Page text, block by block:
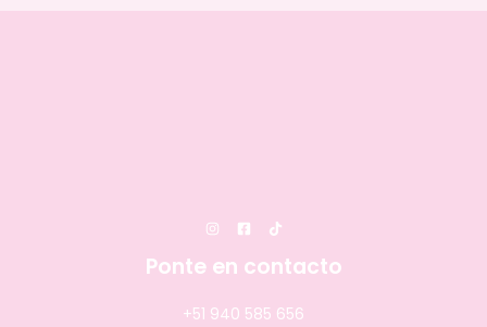
Ponte en contacto
+51 940 585 656